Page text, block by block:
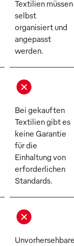
Textilien müssen
selbst
organisiert und
angepasst
werden.
Bei gekauften
Textilien gibt es
keine Garantie
für die
Einhaltung von
erforderlichen
Standards.